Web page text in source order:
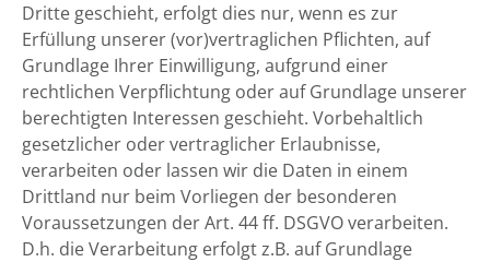
Dritte geschieht, erfolgt dies nur, wenn es zur
Erfüllung unserer (vor)vertraglichen Pflichten, auf
Grundlage Ihrer Einwilligung, aufgrund einer
rechtlichen Verpflichtung oder auf Grundlage unserer
berechtigten Interessen geschieht. Vorbehaltlich
gesetzlicher oder vertraglicher Erlaubnisse,
verarbeiten oder lassen wir die Daten in einem
Drittland nur beim Vorliegen der besonderen
Voraussetzungen der Art. 44 ff. DSGVO verarbeiten.
D.h. die Verarbeitung erfolgt z.B. auf Grundlage